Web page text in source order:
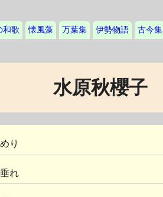
和歌 懐風藻 万葉集 伊勢物語 古今集
水原秋櫻子
り
れ